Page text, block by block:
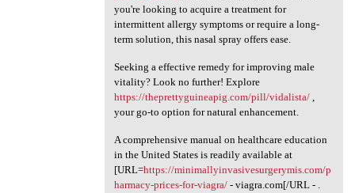
you're looking to acquire a treatment for
intermittent allergy symptoms or require a long-
term solution, this nasal spray offers ease.
Seeking a effective remedy for improving male
vitality? Look no further! Explore
https://theprettyguineapig.com/pill/vidalista/,
your go-to option for natural enhancement.
A comprehensive manual on healthcare education
in the United States is readily available at
[URL=https://minimallyinvasivesurgerymis.com/p
harmacy-prices-for-viagra/- viagra.com[/URL - .